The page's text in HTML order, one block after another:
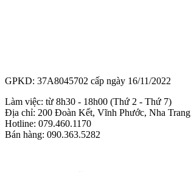
GPKD: 37A8045702 cấp ngày 16/11/2022
Làm việc: từ 8h30 - 18h00 (Thứ 2 - Thứ 7)
Địa chỉ: 200 Đoàn Kết, Vĩnh Phước, Nha Trang
Hotline: 079.460.1170
Bán hàng: 090.363.5282